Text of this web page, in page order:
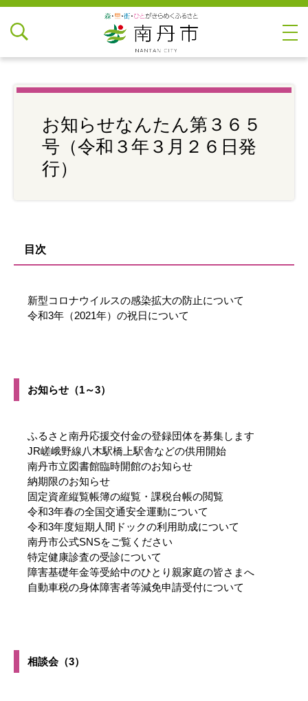
お知らせなんたん第３６５
号（令和３年３月２６日発
行）
目次
新型コロナウイルスの感染拡大の防止について
令和3年（2021年）の祝日について
お知らせ（1～3）
ふるさと南丹応援交付金の登録団体を募集します
JR嵯峨野線八木駅橋上駅舎などの供用開始
南丹市立図書館臨時開館のお知らせ
納期限のお知らせ
固定資産縦覧帳簿の縦覧・課税台帳の閲覧
令和3年春の全国交通安全運動について
令和3年度短期人間ドックの利用助成について
南丹市公式SNSをご覧ください
特定健康診査の受診について
障害基礎年金等受給中のひとり親家庭の皆さまへ
自動車税の身体障害者等減免申請受付について
相談会（3）